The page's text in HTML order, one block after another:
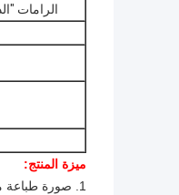
الرامات
ميزة المنتج:
1. صورة طباعة مباشرة في النسيج.